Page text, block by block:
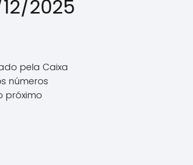
2025
pela Caixa
números
próximo